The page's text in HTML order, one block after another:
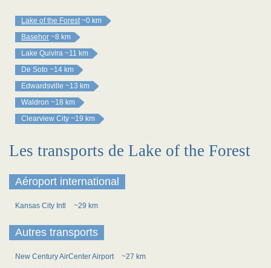
Lake of the Forest ~0 km
Basehor ~8 km
Lake Quivira ~11 km
De Soto ~14 km
Edwardsville ~13 km
Waldron ~18 km
Clearview City ~19 km
Les transports de Lake of the Forest
Aéroport international
Kansas City Intl ~29 km
Autres transports
New Century AirCenter Airport
~27 km